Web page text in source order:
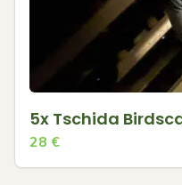
5x Tschida
28 €